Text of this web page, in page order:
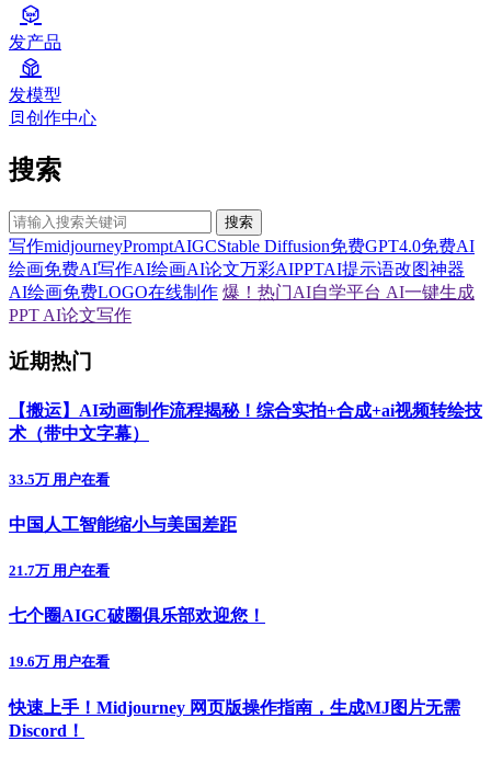
发产品
发模型
创作中心
搜索
搜索
写作midjourneyPromptAIGCStable Diffusion免费GPT4.0免费AI
绘画免费AI写作AI绘画AI论文万彩AIPPTAI提示语改图神器
AI绘画免费LOGO在线制作 爆！热门AI自学平台 AI一键生成
PPT AI论文写作
近期热门
【搬运】AI动画制作流程揭秘！综合实拍+合成+ai视频转绘技
术（带中文字幕）
33.5万 用户在看
中国人工智能缩小与美国差距
21.7万 用户在看
七个圈AIGC破圈俱乐部欢迎您！
19.6万 用户在看
快速上手！Midjourney 网页版操作指南，生成MJ图片无需
Discord！